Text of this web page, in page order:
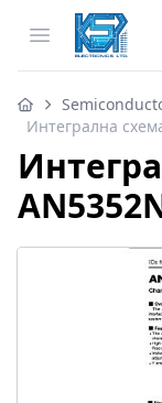
Open menu
Интегрална